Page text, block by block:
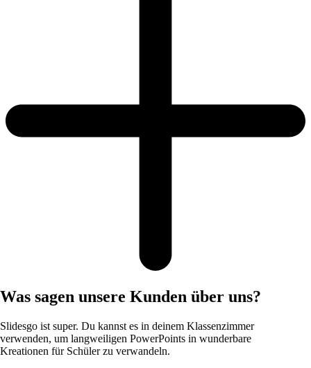
Was sagen unsere Kunden über uns?
Slidesgo ist super. Du kannst es in deinem Klassenzimmer
verwenden, um langweiligen PowerPoints in wunderbare
Kreationen für Schüler zu verwandeln.